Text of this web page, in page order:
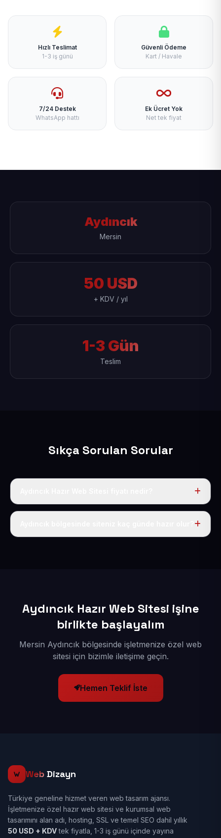
Hızlı Teslimat
1-3 iş günü
Güvenli Ödeme
Kart / Havale
7/24 Destek
WhatsApp hattı
Ek Ücret Yok
Net tek fiyat
Aydıncık
Mersin
50 USD
+ KDV / yıl
1-3 Gün
Teslim
Sıkça Sorulan Sorular
Tek fiyat uygulanır: yıllık 50 USD + KDV. Bu bedele alan
Aydıncık Hazır Web Sitesi işine
birlikte başlayalım
Mersin Aydıncık bölgesinde işletmenize özel web
sitesi için bizimle iletişime geçin.
Hemen Teklif İste
Web Dizayn
Türkiye geneline hizmet veren web tasarım ajansı.
İşletmenize özel hazır web sitesi ve kurumsal web
tasarımını alan adı, hosting, SSL ve temel SEO dahil yıllık
50 USD + KDVtek fiyatla, 1-3 iş günü içinde yayına